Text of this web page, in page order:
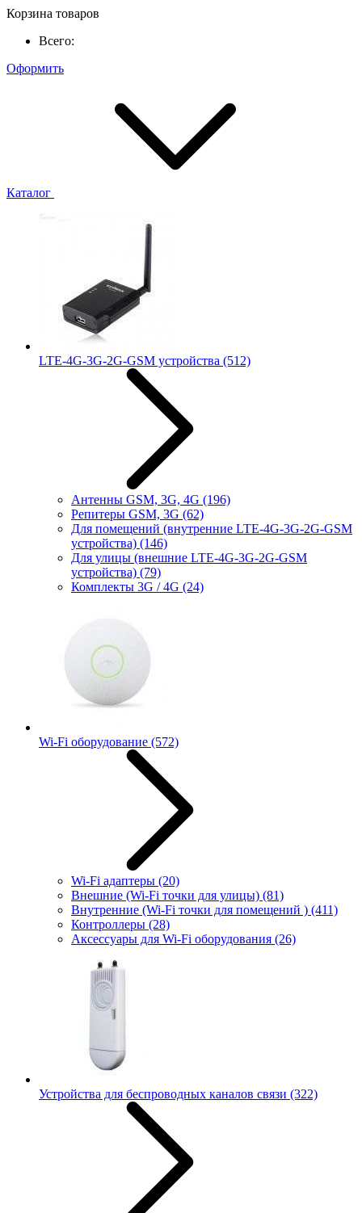
Корзина товаров
Всего:
Оформить
Каталог
LTE-4G-3G-2G-GSM устройства (512)
Антенны GSM, 3G, 4G (196)
Репитеры GSM, 3G (62)
Для помещений (внутренние LTE-4G-3G-2G-GSM
устройства) (146)
Для улицы (внешние LTE-4G-3G-2G-GSM
устройства) (79)
Комплекты 3G / 4G (24)
Wi-Fi оборудование (572)
Wi-Fi адаптеры (20)
Внешние (Wi-Fi точки для улицы) (81)
Внутренние (Wi-Fi точки для помещений ) (411)
Контроллеры (28)
Аксессуары для Wi-Fi оборудования (26)
Устройства для беспроводных каналов связи (322)